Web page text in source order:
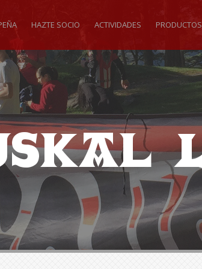
HAZTE SOCIO ACTIVIDADES PRODUCTOS